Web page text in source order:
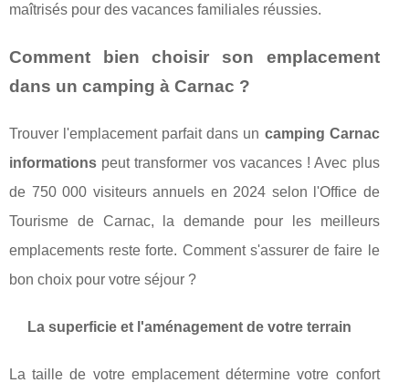
maîtrisés pour des vacances familiales réussies.
Comment bien choisir son emplacement
dans un camping à Carnac ?
Trouver l'emplacement parfait dans un camping Carnac
informations peut transformer vos vacances ! Avec plus
de 750 000 visiteurs annuels en 2024 selon l'Office de
Tourisme de Carnac, la demande pour les meilleurs
emplacements reste forte. Comment s'assurer de faire le
bon choix pour votre séjour ?
La superficie et l'aménagement de votre terrain
La taille de votre emplacement détermine votre confort